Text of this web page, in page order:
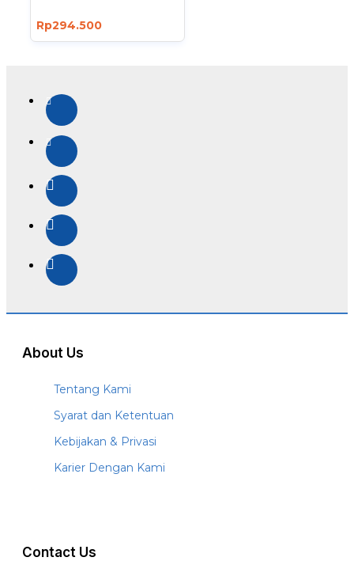
Rp294.500
About Us
Tentang Kami
Syarat dan Ketentuan
Kebijakan & Privasi
Karier Dengan Kami
Contact Us